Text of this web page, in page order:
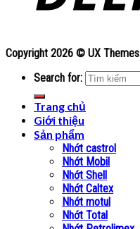
Copyright 2026 © UX Themes
Search for:
Trang chủ
Giới thiệu
Sản phẩm
Nhớt castrol
Nhớt Mobil
Nhớt Shell
Nhớt Caltex
Nhớt motul
Nhớt Total